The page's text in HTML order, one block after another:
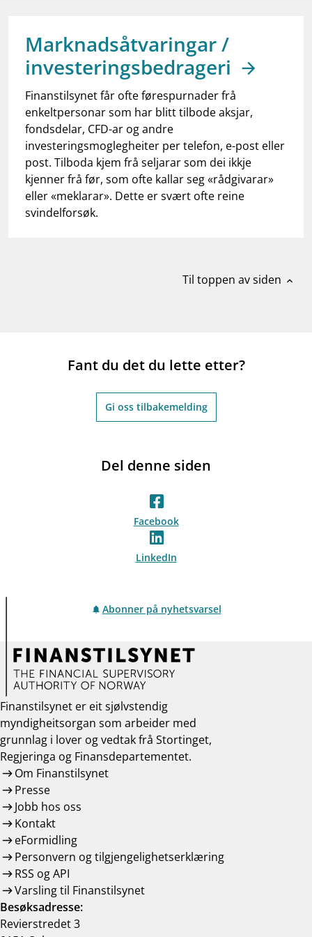
dashboardInformasjon for investorer
notifications_noneAbonner på nyhetsvarsel
Marknadsåtvaringar /
investeringsbedrageri
Finanstilsynet får ofte førespurnader frå
enkeltpersonar som har blitt tilbode aksjar,
fondsdelar, CFD-ar og andre
investeringsmoglegheiter per telefon, e-post eller
post. Tilboda kjem frå seljarar som dei ikkje
kjenner frå før, som ofte kallar seg «rådgivarar»
eller «meklarar». Dette er svært ofte reine
svindelforsøk.
Til toppen av siden expand_less
Fant du det du lette etter?
Gi oss tilbakemelding
Del denne siden
Facebook
LinkedIn
Abonner på nyhetsvarsel
Finanstilsynet er eit sjølvstendig
myndigheitsorgan som arbeider med
grunnlag i lover og vedtak frå Stortinget,
Regjeringa og Finansdepartementet.
Om Finanstilsynet
Presse
Jobb hos oss
Kontakt
eFormidling
Personvern og tilgjengelighetserklæring
RSS og API
Varsling til Finanstilsynet
Besøksadresse:
Revierstredet 3